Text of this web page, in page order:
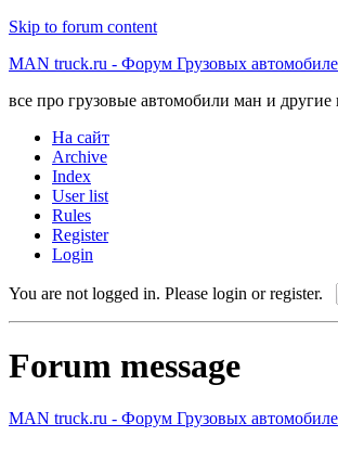
Skip to forum content
MAN truck.ru - Форум Грузовых
все про грузовые автомобили ман и
На сайт
Archive
Index
User list
Rules
Register
Login
You are not logged in. Please login or register.
Forum message
MAN truck.ru - Форум Грузовых